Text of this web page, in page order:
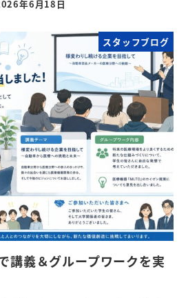
年6月18日
スタッフブログ
講義＆グループワークを実